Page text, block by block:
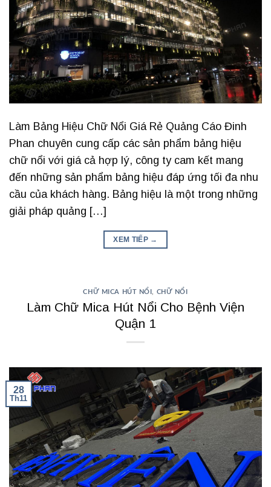
Làm Bảng Hiệu Chữ Nổi Giá Rẻ Quảng Cáo Đinh
Phan chuyên cung cấp các sản phẩm bảng hiệu
chữ nổi với giá cả hợp lý, công ty cam kết mang
đến những sản phẩm bảng hiệu đáp ứng tối đa nhu
cầu của khách hàng. Bảng hiệu là một trong những
giải pháp quảng […]
XEM TIẾP →
CHỮ MICA HÚT NỔI CHỮ NỔI
Làm Chữ Mica Hút Nổi Cho Bệnh Viện
Quận 1
28
Th11